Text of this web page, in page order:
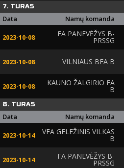
7. TURAS
Data Namų komanda
2023-10-08 FA PANEVĖŽYS B-
PRSSG
2023-10-08 VILNIAUS BFA B
2023-10-08 KAUNO ŽALGIRIO FA
B
8. TURAS
Data Namų komanda
2023-10-14 VFA GELEŽINIS VILKAS
B
2023-10-14 FA PANEVĖŽYS B-
PRSSG